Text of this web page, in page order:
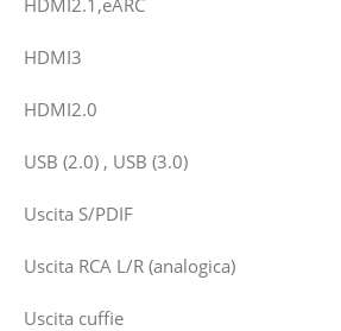
HDMI3
HDMI2.0
USB (2.0) , USB (3.0)
Uscita S/PDIF
Uscita RCA L/R (analogica)
Uscita cuffie